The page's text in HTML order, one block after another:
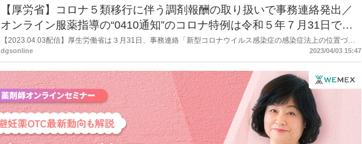
【厚労省】コロナ５類移行に伴う調剤報酬の取り扱いで事務連絡発出／
オンライン服薬指導の“0410通知”のコロナ特例は令和５年７月31日で終
了
【2023.04.03配信】厚生労働省は３月31日、事務連絡「新型コロナウイルス感染症の感染症法上の位置づけ
の変更に伴う新型コロナウイルス感染症に係る診療報酬上の臨時的な取扱いについて」を発出した。調剤報酬
いても「在宅患者緊急訪問薬剤管理指導料１」が算定できる内容。加えて、オンライン服薬指導については、
いわゆる“0410通知”の特例を令和５年７月 31 日をもって終了するとした。
dgsonline 2023/04/03 15:47